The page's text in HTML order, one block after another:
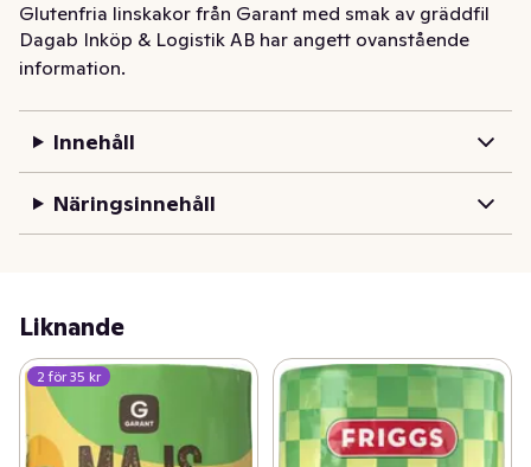
Glutenfria linskakor från Garant med smak av gräddfil
och lök. Garants linskakor är märkta med det
överkorsade axet från Svenska celiakiförbundet.
Dagab Inköp & Logistik AB har angett ovanstående
information.
Innehåll
Näringsinnehåll
Liknande
2 för 35 kr